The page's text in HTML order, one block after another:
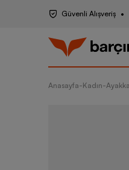
Güvenli Alışveriş
Anasayfa-Kadın-